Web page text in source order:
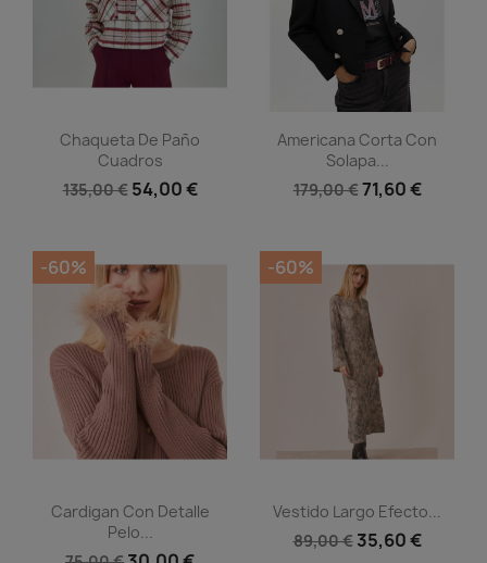
Vista rápida
Chaqueta De Paño
Cuadros
135,00 € 54,00 €
Vista rápida
Americana Corta Con
Solapa...
179,00 €71,60 €
Vista rápida
Cardigan Con Detalle
Pelo...
-60%
Vista rápida
Vestido Largo Efecto...
89,00 € 35,60 €
-60%